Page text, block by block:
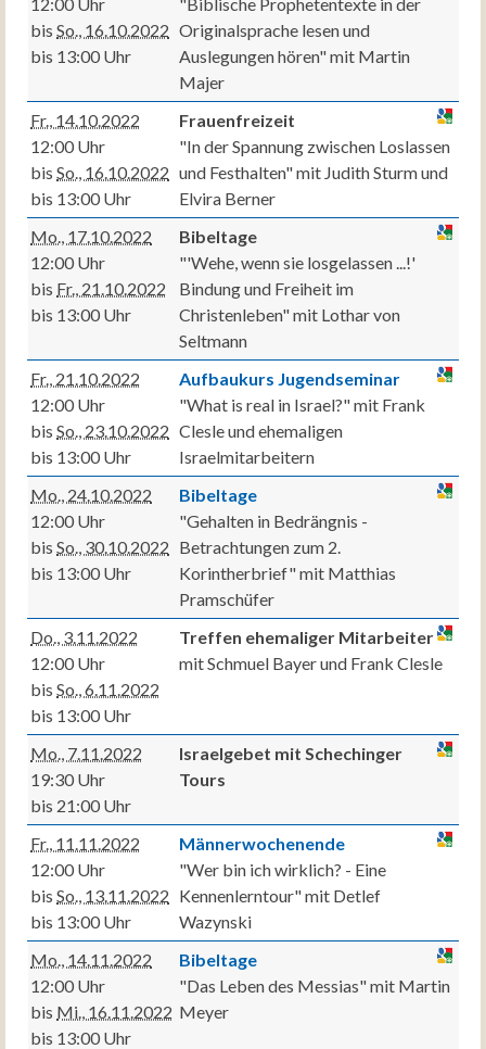
bis So., 16.10.2022
bis 13:00 Uhr
Originalsprache lesen und
Auslegungen hören" mit Martin
Majer
Fr., 14.10.2022
12:00 Uhr
bis So., 16.10.2022
bis 13:00 Uhr
Frauenfreizeit
"In der Spannung zwischen Loslassen
und Festhalten" mit Judith Sturm und
Elvira Berner
Mo., 17.10.2022
12:00 Uhr
bis Fr., 21.10.2022
bis 13:00 Uhr
Bibeltage
"'Wehe, wenn sie losgelassen ...!'
Bindung und Freiheit im
Christenleben" mit Lothar von
Seltmann
Fr., 21.10.2022
12:00 Uhr
bis So., 23.10.2022
bis 13:00 Uhr
Aufbaukurs Jugendseminar
"What is real in Israel?" mit Frank
Clesle und ehemaligen
Israelmitarbeitern
Mo., 24.10.2022
12:00 Uhr
bis So., 30.10.2022
bis 13:00 Uhr
Bibeltage
"Gehalten in Bedrängnis -
Betrachtungen zum 2.
Korintherbrief" mit Matthias
Pramschüfer
Do., 3.11.2022
12:00 Uhr
bis So., 6.11.2022
bis 13:00 Uhr
Treffen ehemaliger Mitarbeiter
mit Schmuel Bayer und Frank Clesle
Mo., 7.11.2022
19:30 Uhr
bis 21:00 Uhr
Israelgebet mit Schechinger
Tours
Fr., 11.11.2022
12:00 Uhr
bis So., 13.11.2022
bis 13:00 Uhr
Männerwochenende
"Wer bin ich wirklich? - Eine
Kennenlerntour" mit Detlef
Wazynski
Mo., 14.11.2022
12:00 Uhr
bis Mi., 16.11.2022
bis 13:00 Uhr
Bibeltage
"Das Leben des Messias" mit Martin
Meyer